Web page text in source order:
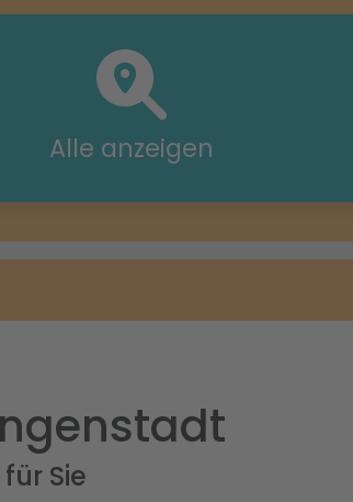
Alle anzeigen
Sie